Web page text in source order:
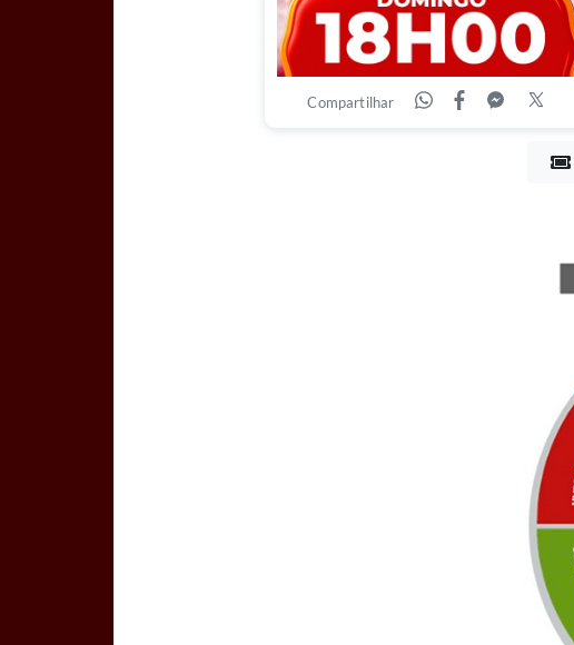
Compartilhar